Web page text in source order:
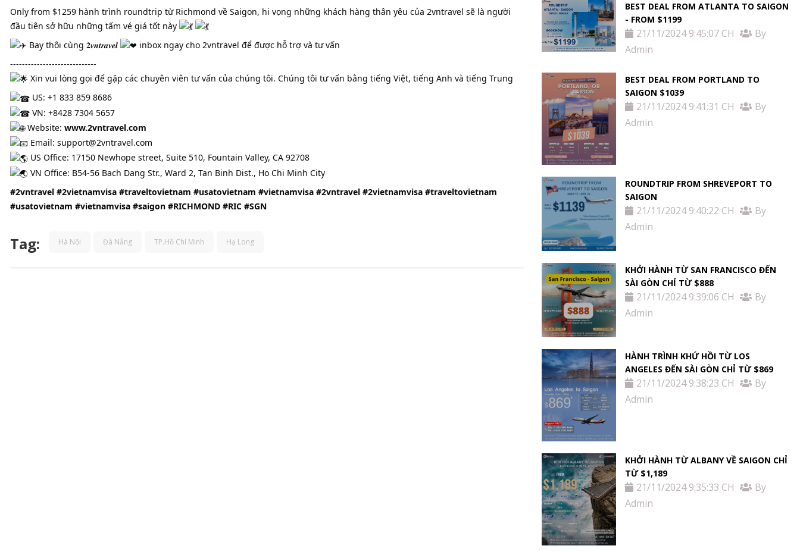
Only from $1259 hành trình roundtrip từ Richmond về Saigon, hi vọng những khách hàng thân yêu của 2vntravel sẽ là người
đầu tiên sở hữu những tấm vé giá tốt này
Bay thôi cùng 𝟐𝒗𝒏𝒕𝒓𝒂𝒗𝒆𝒍
inbox ngay cho 2vntravel để được hỗ trợ và tư vấn
-----------------------------
Xin vui lòng gọi để gặp các chuyên viên tư vấn của chúng tôi. Chúng tôi tư vấn bằng tiếng Việt, tiếng Anh và tiếng Trung
US: +1 833 859 8686
VN: +8428 7304 5657
Website: www.2vntravel.com
Email: support@2vntravel.com
US Office: 17150 Newhope street, Suite 510, Fountain Valley, CA 92708
VN Office: B54-56 Bach Dang Str., Ward 2, Tan Binh Dist., Ho Chi Minh City
#2vntravel #2vietnamvisa #traveltovietnam #usatovietnam #vietnamvisa #2vntravel #2vietnamvisa #traveltovietnam
#usatovietnam #vietnamvisa #saigon #RICHMOND #RIC #SGN
Tag: Hà Nội Đà Nẵng TP.Hồ Chí Minh Hạ Long
BEST DEAL FROM ATLANTA TO SAIGON
- FROM $1199
21/11/2024 9:45:07 CH
By
Admin
BEST DEAL FROM PORTLAND TO
SAIGON $1039
21/11/2024 9:41:31 CH
By
Admin
ROUNDTRIP FROM SHREVEPORT TO
SAIGON
21/11/2024 9:40:22 CH
By
Admin
KHỞI HÀNH TỪ SAN FRANCISCO ĐẾN
SÀI GÒN CHỈ TỪ $888
21/11/2024 9:39:06 CH
By
Admin
HÀNH TRÌNH KHỨ HỒI TỪ LOS
ANGELES ĐẾN SÀI GÒN CHỈ TỪ $869
21/11/2024 9:38:23 CH
By
Admin
KHỞI HÀNH TỪ ALBANY VỀ SAIGON CHỈ
TỪ $1,189
21/11/2024 9:35:33 CH
By
Admin